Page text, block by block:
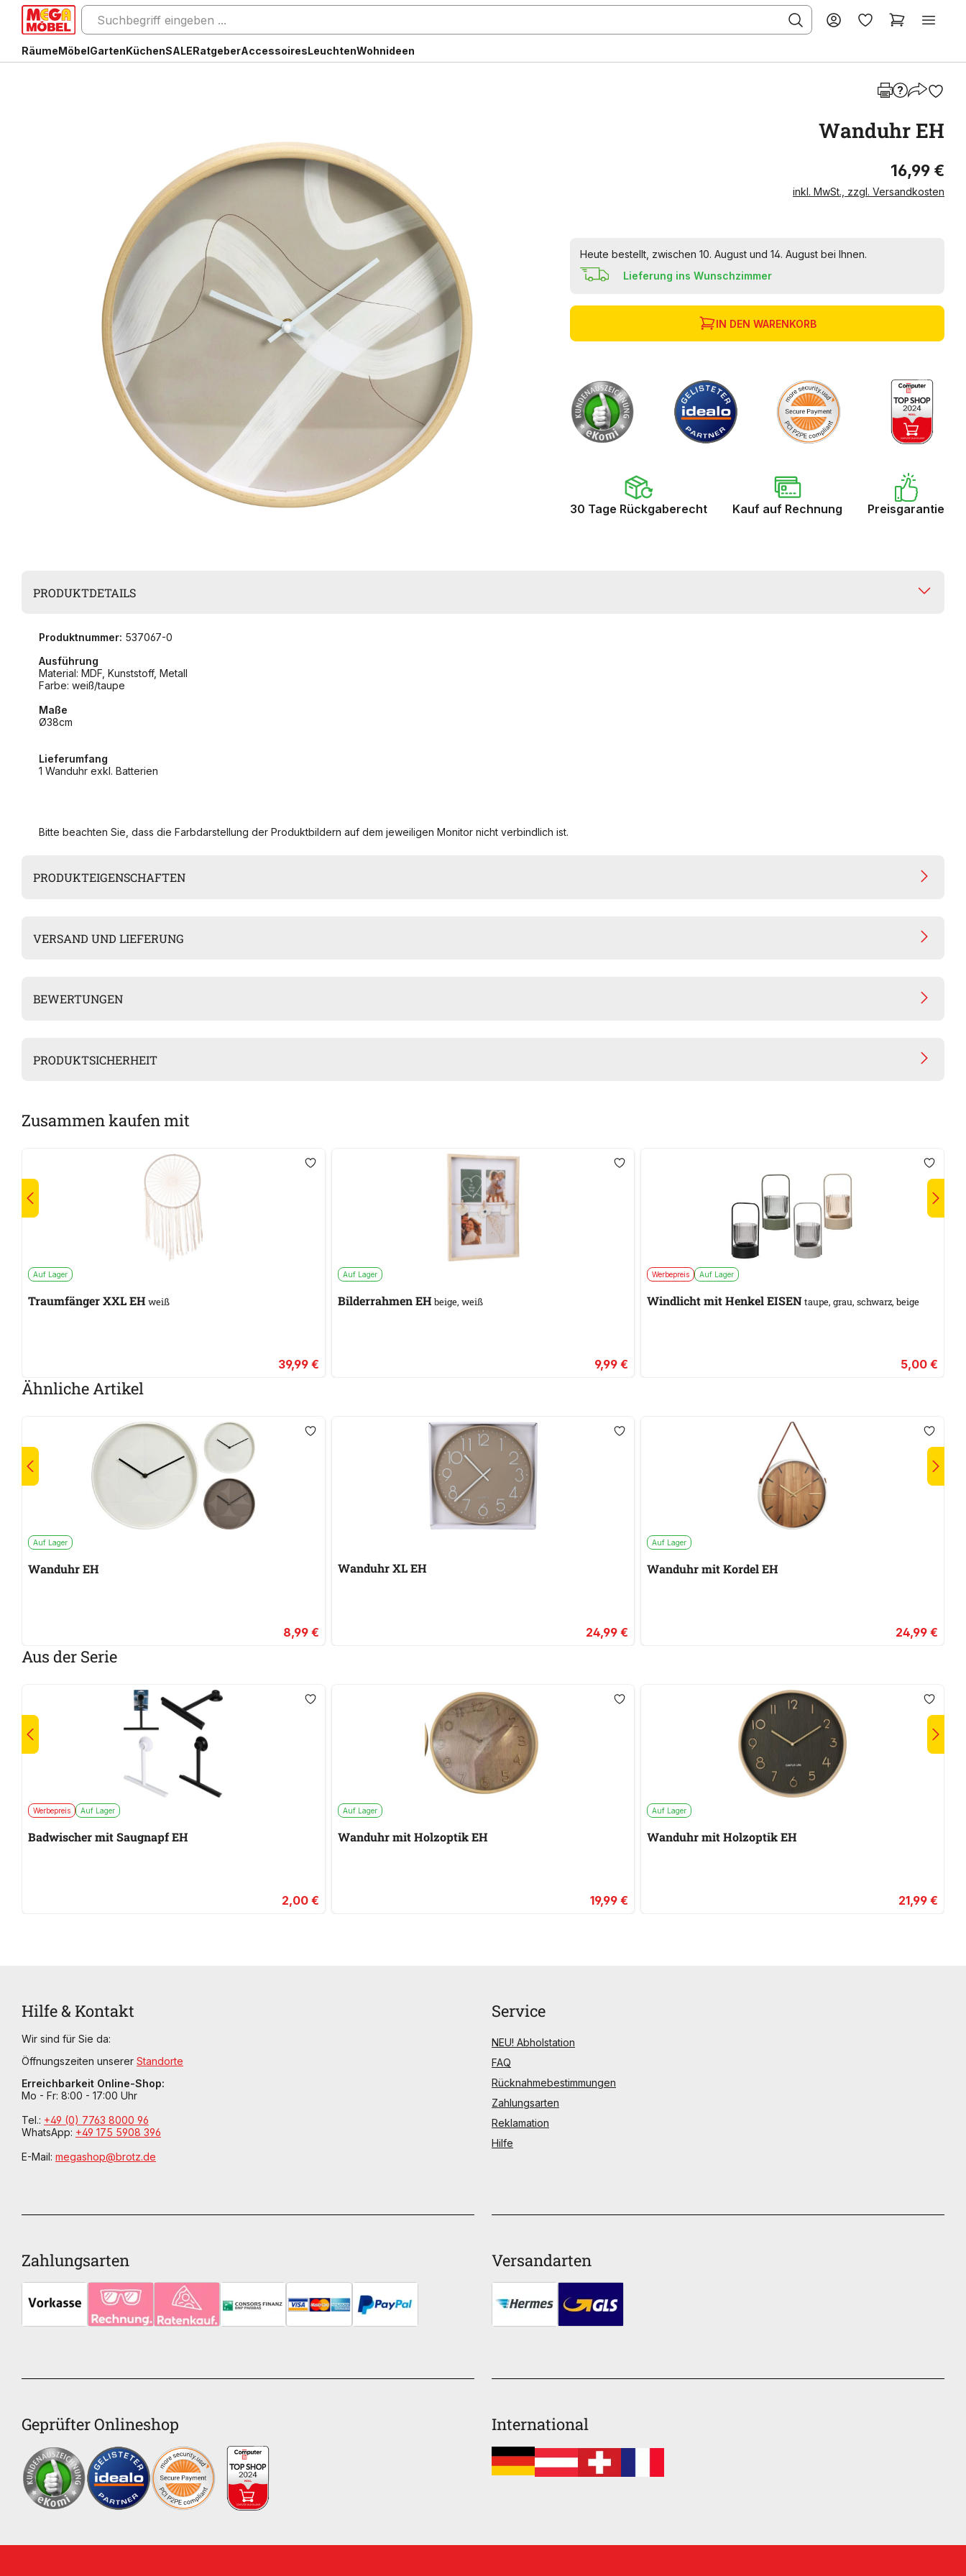
RäumeMöbelGartenKüchenSALERatgeberAccessoiresLeuchtenWohnideen
Wanduhr EH
16,99 €
inkl. MwSt., zzgl. Versandkosten
Heute bestellt, zwischen 10. August und 14. August bei Ihnen.
Lieferung ins Wunschzimmer
IN DEN WARENKORB
30 Tage Rückgaberecht Kauf auf Rechnung Preisgarantie
PRODUKTDETAILS
Produktnummer: 537067-0
Ausführung
Material: MDF, Kunststoff, Metall
Farbe: weiß/taupe
Maße
Ø38cm
Lieferumfang
1 Wanduhr exkl. Batterien
Bitte beachten Sie, dass die Farbdarstellung der Produktbildern auf dem jeweiligen Monitor nicht verbindlich ist.
PRODUKTEIGENSCHAFTEN
VERSAND UND LIEFERUNG
BEWERTUNGEN
PRODUKTSICHERHEIT
Zusammen kaufen mit
Auf Lager
Traumfänger XXL EH weiß
39,99 €
Auf Lager
Bilderrahmen EH beige, weiß
9,99 €
Werbepreis Auf Lager
Windlicht mit Henkel EISENtaupe, grau, schwarz, beige
5,00 €
Ähnliche Artikel
Auf Lager
Wanduhr EH
8,99 €
Wanduhr XL EH
24,99 €
Auf Lager
Wanduhr mit Kordel EH
24,99 €
Aus der Serie
Werbepreis Auf Lager
Badwischer mit Saugnapf EH
2,00 €
Auf Lager
Wanduhr mit Holzoptik EH
19,99 €
Auf Lager
Wanduhr mit Holzoptik EH
21,99 €
Hilfe & Kontakt
Wir sind für Sie da:
Öffnungszeiten unserer Standorte
Erreichbarkeit Online-Shop:
Mo - Fr: 8:00 - 17:00 Uhr
Tel.: +49 (0) 7763 8000 96
WhatsApp: +49 175 5908 396
E-Mail: megashop@brotz.de
Geprüfter Onlineshop
Zahlungsarten Versandarten
International
Service
NEU! Abholstation
FAQ
Rücknahmebestimmungen
Zahlungsarten
Reklamation
Hilfe